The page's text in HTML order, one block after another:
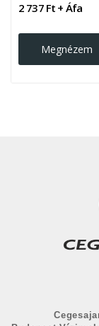
2 737 Ft + Áfa
Megnézem